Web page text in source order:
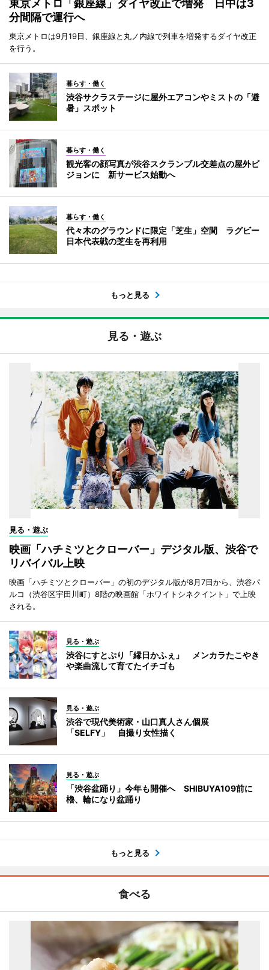
東京メトロ「銀座線」ダイヤ改正で増発 日中は3
分間隔で運行へ
東京メトロは9月19日、銀座線と丸ノ内線で列車を増発するダイヤ改正
を行う。
暮らす・働く
渋谷サクラステージに屋外エアコンやミストの「避
暑」スポット
暮らす・働く
観光客の顔写真が渋谷スクランブル交差点の屋外ビ
ジョンに 新サービス始動へ
暮らす・働く
代々木のグラウンドに限定「芝生」空間 ラグビー
日本代表戦の芝生を再利用
もっと見る
見る・遊ぶ
見る・遊ぶ
映画「ハチミツとクローバー」デジタル版、渋谷で
リバイバル上映
映画「ハチミツとクローバー」の初のデジタル版が8月7日から、渋谷パ
ルコ（渋谷区宇田川町）8階の映画館「ホワイトシネクイント」で上映
される。
見る・遊ぶ
渋谷にすとぷり「縁日かふぇ」 メンカラたこやき
や楽曲流して育てたイチゴも
見る・遊ぶ
渋谷で現代美術家・山口真人さん個展
「SELFY」 自撮り女性描く
見る・遊ぶ
「渋谷盆踊り」今年も開催へ SHIBUYA109前に
櫓、輪になり盆踊り
もっと見る
食べる